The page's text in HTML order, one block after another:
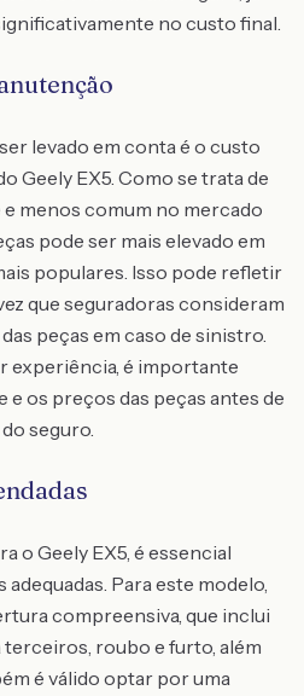
no custo final.
levado em conta é o custo
Geely EX5. Como se trata de
menos comum no mercado
pode ser mais elevado em
populares. Isso pode refletir
que seguradoras consideram
peças em caso de sinistro.
experiência, é importante
os preços das peças antes de
seguro.
o Geely EX5, é essencial
Para este modelo,
compreensiva, que inclui
roubo e furto, além
é válido optar por uma